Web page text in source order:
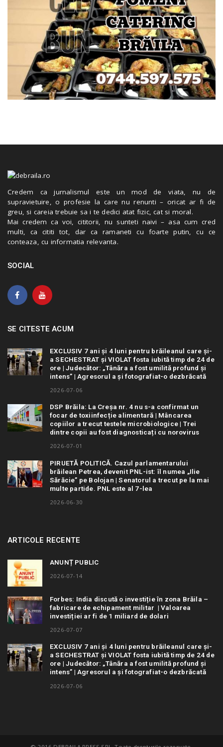
Credem ca jurnalismul este un mod de viata, nu de
supravietuire, o profesie la care nu renunti – oricat ar fi de
greu, si careia trebuie sa i te dedici atat fizic, cat si moral.
Mai credem ca voi, cititorii, nu sunteti naivi – asa cum cred
multi, ca cititi tot, dar ca ramaneti cu foarte putin, cu ce
conteaza, cu informatia relevanta.
SOCIAL
SE CITESTE ACUM
EXCLUSIV 7 ani și 4 luni pentru brăileanul care și-
a SECHESTRAT și VIOLAT fosta iubită timp de 24 de
ore | Judecător: „Tânăra a fost umilită profund și
intens” | Agresorul a și fotografiat-o dezbrăcată
2026-07-06
DSP Brăila: La Creșa nr. 4 nu s-a confirmat un
focar de toxiinfecție alimentară | Mâncarea
copiilor a trecut testele microbiologice | Trei
dintre copii au fost diagnosticați cu norovirus
2026-07-01
PIRUETĂ POLITICĂ. Cazul parlamentarului
brăilean Petrea, devenit PNL-ist: îl numea „Ilie
Sărăcie” pe Bolojan | Senatorul a trecut pe la mai
multe partide. PNL este al 7-lea
2026-06-30
ARTICOLE RECENTE
ANUNȚ PUBLIC
2026-07-14
Forbes: India discută o investiție în zona Brăila –
fabricare de echipament militar | Valoarea
investiției ar fi de 1 miliard de dolari
2026-07-07
EXCLUSIV 7 ani și 4 luni pentru brăileanul care și-
a SECHESTRAT și VIOLAT fosta iubită timp de 24 de
ore | Judecător: „Tânăra a fost umilită profund și
intens” | Agresorul a și fotografiat-o dezbrăcată
2026-07-06